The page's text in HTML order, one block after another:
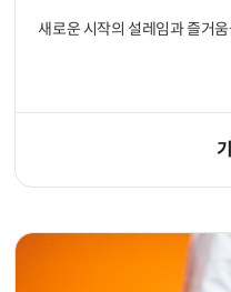
새로운 시작의 설레임과 즐거